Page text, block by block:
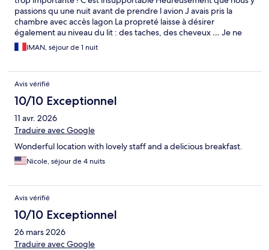
passions qu une nuit avant de prendre l avion J avais pris la
chambre avec accès lagon La propreté laisse à désirer
également au niveau du lit : des taches, des cheveux … Je ne
recommande pas
IMAN, séjour de 1 nuit
Avis vérifié
10/10 Exceptionnel
11 avr. 2026
Traduire avec Google
Wonderful location with lovely staff and a delicious breakfast.
Nicole, séjour de 4 nuits
Avis vérifié
10/10 Exceptionnel
26 mars 2026
Traduire avec Google